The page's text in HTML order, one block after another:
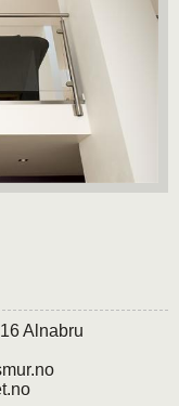
Alnabru